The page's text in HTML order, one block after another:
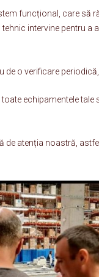
funcțional, care să
intervine pentru a
de o verificare
echipamentele tale
de atenția noastră,